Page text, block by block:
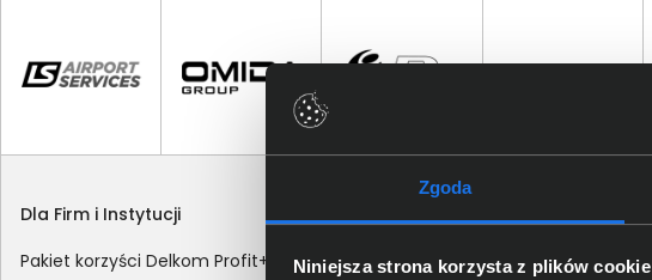
Zgoda
Niniejsza strona korzysta z plików cookie
Dla Firm i Instytucji
Pakiet korzyści Delkom Profit+
Zakupy
Sposoby dostawy